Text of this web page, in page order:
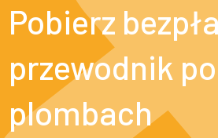
Pobierz
przewodnik po
plombach